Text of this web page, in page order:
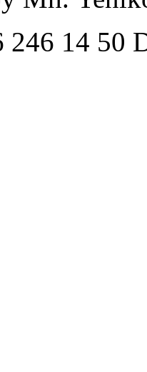
246 14 50